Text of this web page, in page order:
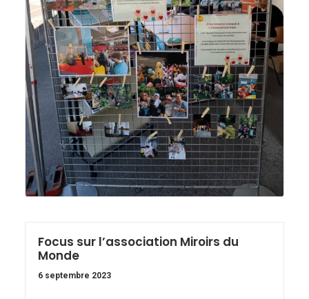
Focus sur l’association Miroirs du
Monde
6 septembre 2023